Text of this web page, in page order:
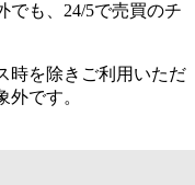
でも、24/5で売買のチ
時を除きご利用いただ
です。